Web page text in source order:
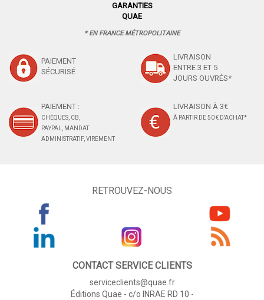
GARANTIES
QUAE
* EN FRANCE MÉTROPOLITAINE
PAIEMENT
SÉCURISÉ
LIVRAISON
ENTRE 3 ET 5
JOURS OUVRÉS*
PAIEMENT :
CHÈQUES, CB,
PAYPAL, MANDAT
ADMINISTRATIF, VIREMENT
LIVRAISON À 3€
À PARTIR DE 50 € D'ACHAT*
RETROUVEZ-NOUS
CONTACT SERVICE CLIENTS
serviceclients@quae.fr
Éditions Quae - c/o INRAE RD 10 -